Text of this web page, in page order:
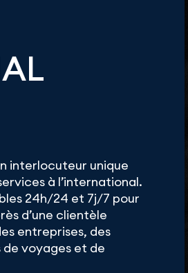
interlocuteur unique
à l’international.
24h/24 et 7j/7 pour
d’une clientèle
entreprises, des
voyages et de